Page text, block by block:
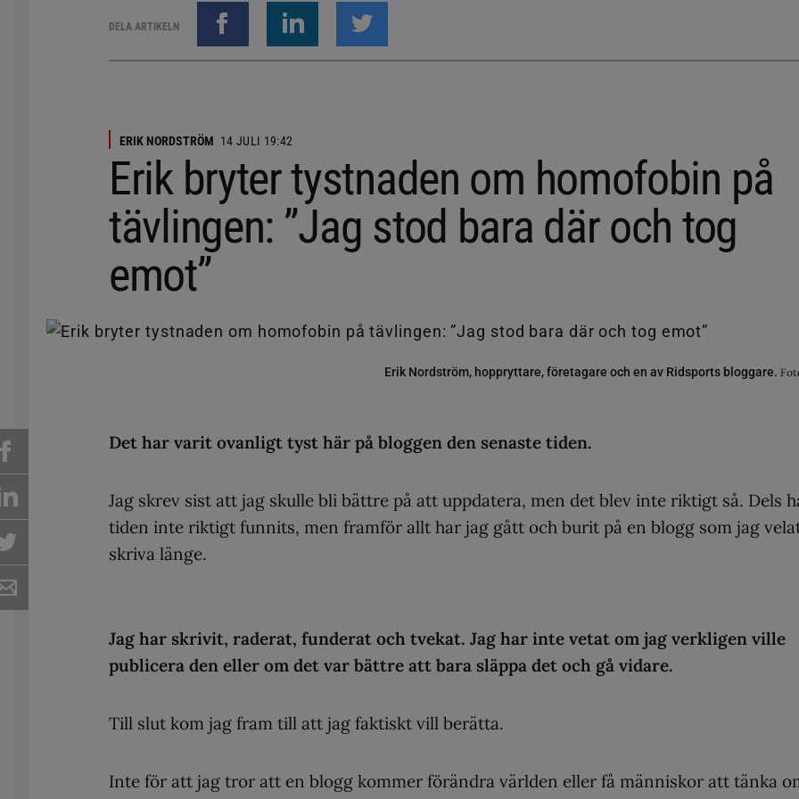
DELA ARTIKELN
ERIK NORDSTRÖM 14 JULI 19:42
Erik bryter tystnaden om homofobin på
tävlingen: ”Jag stod bara där och tog
emot”
Erik Nordström, hoppryttare, företagare och en av Ridsports bloggare.
Det har varit ovanligt tyst här på bloggen den senaste tiden.
Jag skrev sist att jag skulle bli bättre på att uppdatera, men det blev inte riktigt så. Dels
tiden inte riktigt funnits, men framför allt har jag gått och burit på en blogg som jag
skriva länge.
Jag har skrivit, raderat, funderat och tvekat. Jag har inte vetat om jag verkligen ville
publicera den eller om det var bättre att bara släppa det och gå vidare.
Till slut kom jag fram till att jag faktiskt vill berätta.
Inte för att jag tror att en blogg kommer förändra världen eller få människor att tänka